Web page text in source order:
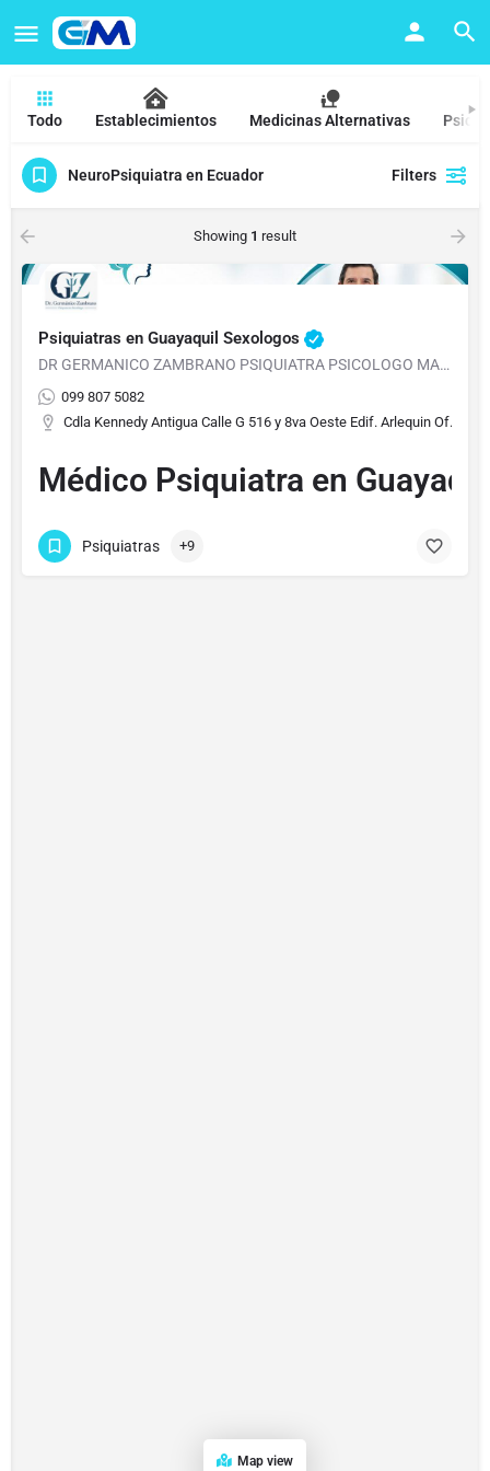
Todo Establecimientos Medicinas Alternativas
NeuroPsiquiatra en Ecuador Filters
Showing 1 result
Psiquiatras en Guayaquil Sexologos
DR GERMANICO ZAMBRANO PSIQUIATRA PSICOLOGO MACHALA Y GUAYAQUIL
099 807 5082
Cdla Kennedy Antigua Calle G 516 y 8va Oeste Edif. Arlequin Of. 5
Médico Psiquiatra en
Psiquiatras +9
Map view